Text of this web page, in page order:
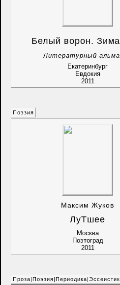
Белый ворон.
Литературный
Екатеринбург
Евдокия
2011
Поэзия
Максим Жуков
ЛуТшее
Москва
Поэтоград
2011